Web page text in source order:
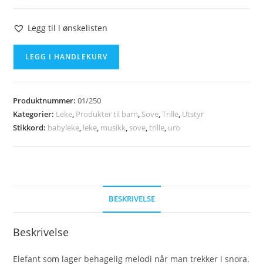
Legg til i ønskelisten
LEGG I HANDLEKURV
Produktnummer:01/250
Kategorier: Leke, Produkter til barn, Sove,Trille, Utstyr
Stikkord: babyleke, leke, musikk, sove,trille, uro
BESKRIVELSE
Beskrivelse
Elefant som lager behagelig melodi når man trekker i snora.